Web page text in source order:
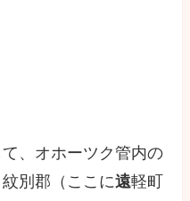
、オホーツク管内の
紋別郡（ここに遠軽町